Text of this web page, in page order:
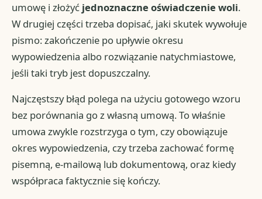
umowę i złożyć jednoznaczne oświadczenie woli.
W drugiej części trzeba dopisać, jaki skutek wywołuje
pismo: zakończenie po upływie okresu
wypowiedzenia albo rozwiązanie natychmiastowe,
jeśli taki tryb jest dopuszczalny.
Najczęstszy błąd polega na użyciu gotowego wzoru
bez porównania go z własną umową. To właśnie
umowa zwykle rozstrzyga o tym, czy obowiązuje
okres wypowiedzenia, czy trzeba zachować formę
pisemną, e-mailową lub dokumentową, oraz kiedy
współpraca faktycznie się kończy.